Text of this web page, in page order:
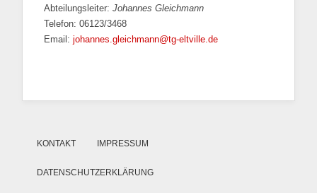
Abteilungsleiter:Johannes Gleichmann
Telefon: 06123/3468
Email:johannes.gleichmann@tg-eltville.de
KONTAKT IMPRESSUM
DATENSCHUTZERKLÄRUNG